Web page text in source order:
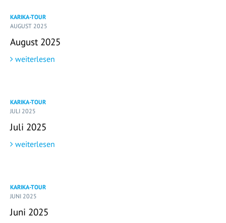
KARIKA-TOUR
AUGUST 2025
August 2025
weiterlesen
KARIKA-TOUR
JULI 2025
Juli 2025
weiterlesen
KARIKA-TOUR
JUNI 2025
Juni 2025